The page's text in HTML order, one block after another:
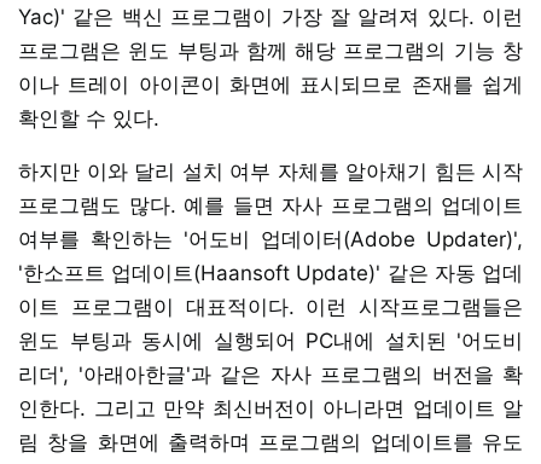
Yac)' 같은 백신 프로그램이 가장 잘 알려져 있다. 이런
프로그램은 윈도 부팅과 함께 해당 프로그램의 기능 창
이나 트레이 아이콘이 화면에 표시되므로 존재를 쉽게
확인할 수 있다.
하지만 이와 달리 설치 여부 자체를 알아채기 힘든 시작
프로그램도 많다. 예를 들면 자사 프로그램의 업데이트
여부를 확인하는 '어도비 업데이터(Adobe Updater)',
'한소프트 업데이트(Haansoft Update)' 같은 자동 업데
이트 프로그램이 대표적이다. 이런 시작프로그램들은
윈도 부팅과 동시에 실행되어 PC내에 설치된 '어도비
리더', '아래아한글'과 같은 자사 프로그램의 버전을 확
인한다. 그리고 만약 최신버전이 아니라면 업데이트 알
림 창을 화면에 출력하며 프로그램의 업데이트를 유도